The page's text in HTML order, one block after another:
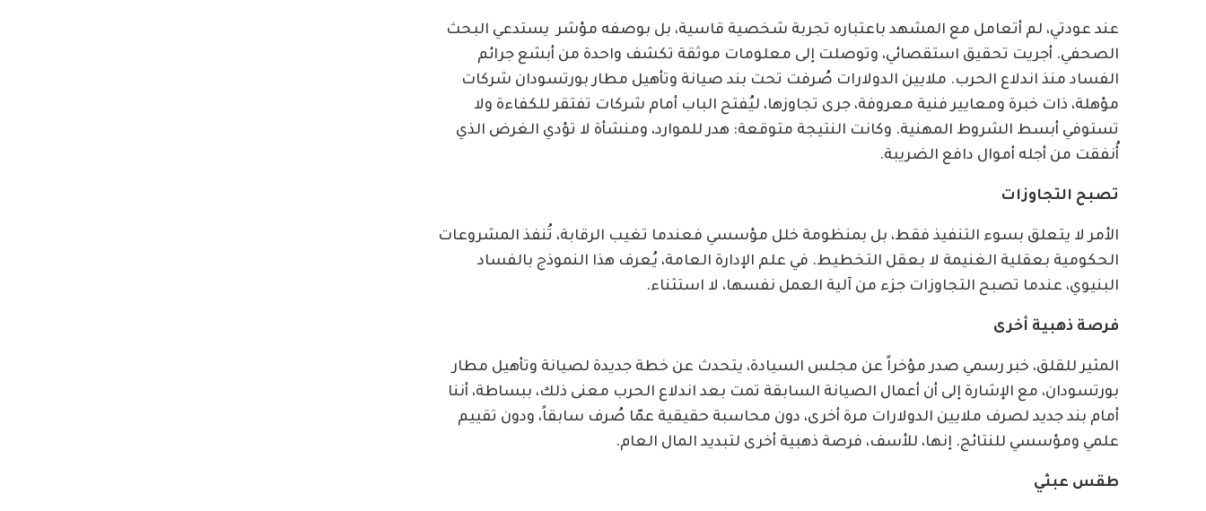
عند عودتي، لم أتعامل مع المشهد باعتباره تجربة شخصية قاسية، بل بوصفه مؤشر يستدعي البحث
الصحفي. أجريت تحقيق استقصائي، وتوصلت إلى معلومات موثقة تكشف واحدة من أبشع جرائم
الفساد منذ اندلاع الحرب. ملايين الدولارات صُرفت تحت بند صيانة وتأهيل مطار بورتسودان شركات
مؤهلة، ذات خبرة ومعايير فنية معروفة، جرى تجاوزها، ليُفتح الباب أمام شركات تفتقر للكفاءة ولا
تستوفي أبسط الشروط المهنية. وكانت النتيجة متوقعة: هدر للموارد، ومنشأة لا تؤدي الغرض الذي
أُنفقت من أجله أموال دافع الضريبة.
تصبح التجاوزات
الأمر لا يتعلق بسوء التنفيذ فقط، بل بمنظومة خلل مؤسسي فعندما تغيب الرقابة، تُنفذ المشروعات
الحكومية بعقلية الغنيمة لا بعقل التخطيط. في علم الإدارة العامة، يُعرف هذا النموذج بالفساد
البنيوي، عندما تصبح التجاوزات جزء من آلية العمل نفسها، لا استثناء.
فرصة ذهبية أخرى
المثير للقلق، خبر رسمي صدر مؤخراً عن مجلس السيادة، يتحدث عن خطة جديدة لصيانة وتأهيل مطار
بورتسودان، مع الإشارة إلى أن أعمال الصيانة السابقة تمت بعد اندلاع الحرب معنى ذلك، ببساطة، أننا
أمام بند جديد لصرف ملايين الدولارات مرة أخرى، دون محاسبة حقيقية عمّا صُرف سابقاً، ودون تقييم
علمي ومؤسسي للنتائج. إنها، للأسف، فرصة ذهبية أخرى لتبديد المال العام.
طقس عبثي